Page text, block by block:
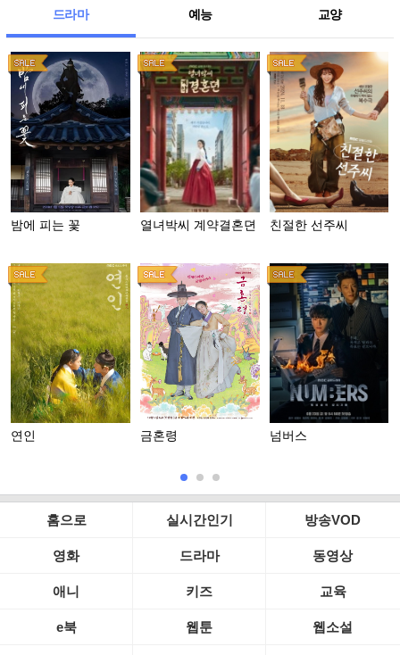
드라마 예능 교양
밤에 피는 꽃 열녀박씨 계약결혼뎐 친절한 선주씨
연인 금혼령 넘버스
홈으로 실시간인기 방송VOD
영화 드라마 동영상
애니 키즈 교육
e북 웹툰 웹소설